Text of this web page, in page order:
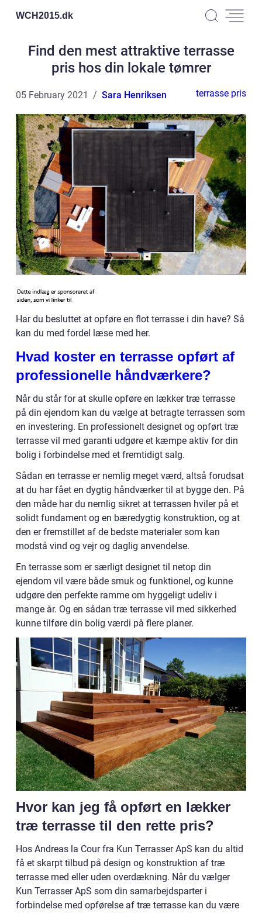
WCH2015.dk
Find den mest attraktive terrasse
pris hos din lokale tømrer
05 February 2021 Sara Henriksen terrasse pris
Har du besluttet at opføre en flot terrasse i din have? Så
kan du med fordel læse med her.
Hvad koster en terrasse opført af
professionelle håndværkere?
Når du står for at skulle opføre en lækker træ terrasse
på din ejendom kan du vælge at betragte terrassen som
en investering. En professionelt designet og opført træ
terrasse vil med garanti udgøre et kæmpe aktiv for din
bolig i forbindelse med et fremtidigt salg.
Sådan en terrasse er nemlig meget værd, altså forudsat
at du har fået en dygtig håndværker til at bygge den. På
den måde har du nemlig sikret at terrassen hviler på et
solidt fundament og en bæredygtig konstruktion, og at
den er fremstillet af de bedste materialer som kan
modstå vind og vejr og daglig anvendelse.
En terrasse som er særligt designet til netop din
ejendom vil være både smuk og funktionel, og kunne
udgøre den perfekte ramme om hyggeligt udeliv i
mange år. Og en sådan træ terrasse vil med sikkerhed
kunne tilføre din bolig værdi på flere planer.
Hvor kan jeg få opført en lækker
træ terrasse til den rette pris?
Hos Andreas la Cour fra Kun Terrasser ApS kan du altid
få et skarpt tilbud på design og konstruktion af træ
terrasse med eller uden overdækning. Når du vælger
Kun Terrasser ApS som din samarbejdsparter i
forbindelse med opførelse af træ terrasse kan du være